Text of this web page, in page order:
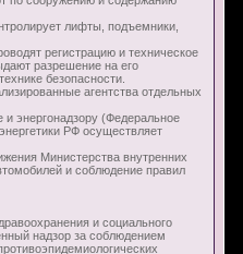
лифты, подъемники,
регистрацию и техническое
разрешение на его
безопасности.
агентства отдельных
и энергонадзору (Федеральное
РФ осуществляет
Министерства внутренних
и соблюдение правил
и социального
надзор за соблюдением